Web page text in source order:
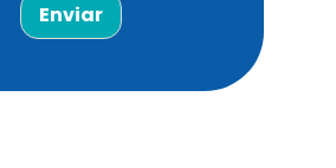
Enviar